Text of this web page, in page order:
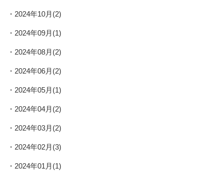
2024年10月(2)
2024年09月(1)
2024年08月(2)
2024年06月(2)
2024年05月(1)
2024年04月(2)
2024年03月(2)
2024年02月(3)
2024年01月(1)